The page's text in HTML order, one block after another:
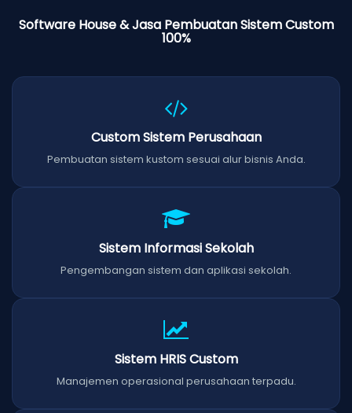
Software House & Jasa Pembuatan Sistem Custom
100%
Custom Sistem Perusahaan
Pembuatan sistem kustom sesuai alur bisnis Anda.
Sistem Informasi Sekolah
Pengembangan sistem dan aplikasi sekolah.
Sistem HRIS Custom
Manajemen operasional perusahaan terpadu.